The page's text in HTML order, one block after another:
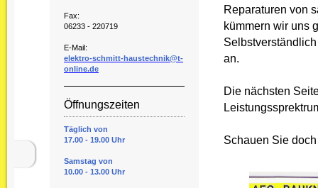
Fax:
06233 - 220719
E-Mail:
elektro-schmitt-haustechnik@t-
online.de
Öffnungszeiten
Täglich von
17.00 - 19.00 Uhr
Samstag von
10.00 - 13.00 Uhr
Reparaturen von
kümmern wir uns
an.
Die nächsten
Schauen Sie